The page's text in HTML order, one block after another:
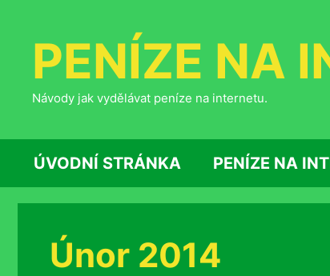
obsahPENÍZE NA
Návody jak vydělávat peníze na internetu.
ÚVODNÍ STRÁNKA PENÍZE NA
Únor 2014